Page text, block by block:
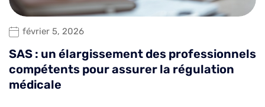
février 5, 2026
SAS : un élargissement des professionnels
compétents pour assurer la régulation
médicale